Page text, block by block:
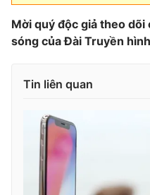
Mời quý độc giả theo
sóng của Đài Truyền
Tin liên quan